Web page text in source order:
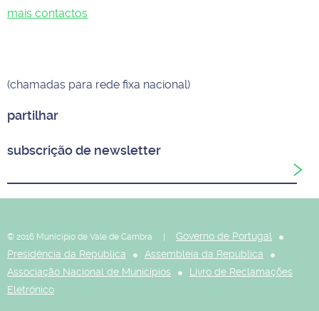
mais contactos
(chamadas para rede fixa nacional)
partilhar
subscrição de newsletter
© 2016 Município de Vale de Cambra |
Governo de Portugal
Presidência da República
Assembleia da República
Associação Nacional de Municípios
Livro de Reclamações
Eletrónico